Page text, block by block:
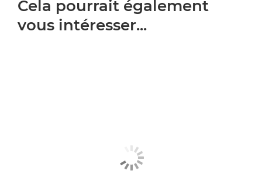
Cela pourrait également
vous intéresser...